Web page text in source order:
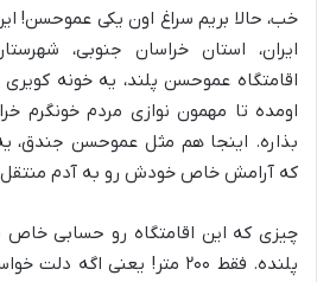
خب، حالا بریم سراغ اون یکی عموحسن!
ایران، استان خراسان جنوبی،
اقامتگاه عموحسن پلند، یه خونه
اومده تا مهمون نوازی مردم خونگرم
بذاره. اینجا هم مثل عموحسن جندق،
که آرامش خاص خودش رو به آدم
چیزی که این اقامتگاه رو حسابی خاص
پلنده. فقط ۲۰۰ متر! یعنی